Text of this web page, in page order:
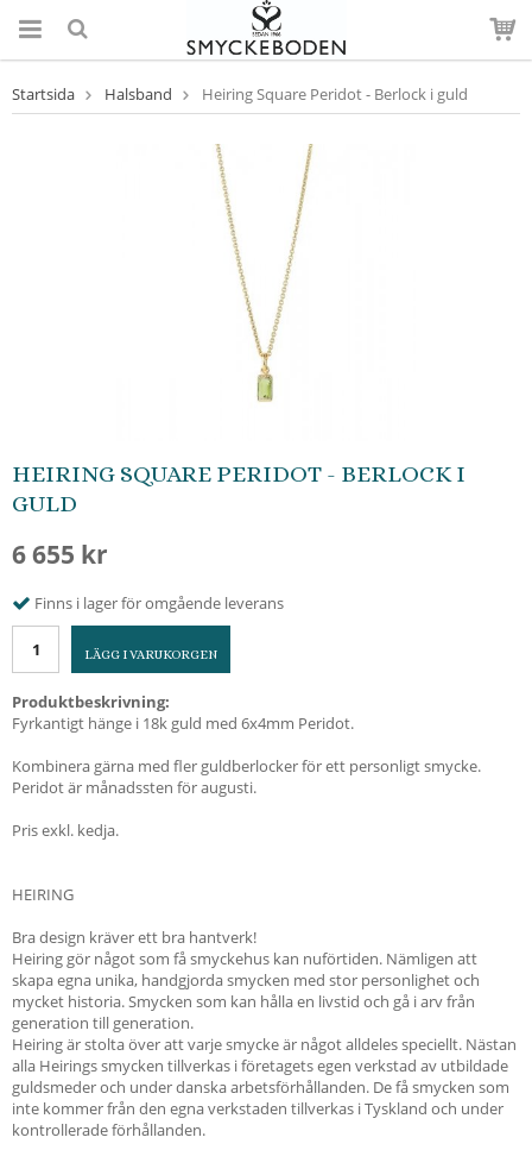
Startsida Halsband Heiring Square Peridot - Berlock i guld
HEIRING SQUARE PERIDOT - BERLOCK I
GULD
6 655 kr
Finns i lager för omgående leverans
LÄGG I VARUKORGEN
Produktbeskrivning:
Fyrkantigt hänge i 18k guld med 6x4mm Peridot.
Kombinera gärna med fler guldberlocker för ett personligt smycke.
Peridot är månadssten för augusti.
Pris exkl. kedja.
HEIRING
Bra design kräver ett bra hantverk!
Heiring gör något som få smyckehus kan nuförtiden. Nämligen att
skapa egna unika, handgjorda smycken med stor personlighet och
mycket historia. Smycken som kan hålla en livstid och gå i arv från
generation till generation.
Heiring är stolta över att varje smycke är något alldeles speciellt. Nästan
alla Heirings smycken tillverkas i företagets egen verkstad av utbildade
guldsmeder och under danska arbetsförhållanden. De få smycken som
inte kommer från den egna verkstaden tillverkas i Tyskland och under
kontrollerade förhållanden.